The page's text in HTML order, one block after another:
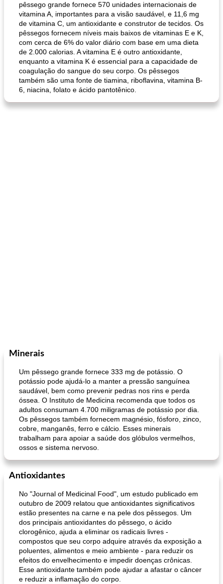
pão plano (out)
pêssego grande fornece 570 unidades internacionais de
vitamina A, importantes para a visão saudável, e 11,6 mg
de vitamina C, um antioxidante e construtor de tecidos. Os
pêssegos fornecem níveis mais baixos de vitaminas E e K,
com cerca de 6% do valor diário com base em uma dieta
de 2.000 calorias. A vitamina E é outro antioxidante,
enquanto a vitamina K é essencial para a capacidade de
coagulação do sangue do seu corpo. Os pêssegos
também são uma fonte de tiamina, riboflavina, vitamina B-
6, niacina, folato e ácido pantotênico.
Minerais
Um pêssego grande fornece 333 mg de potássio. O
potássio pode ajudá-lo a manter a pressão sanguínea
saudável, bem como prevenir pedras nos rins e perda
óssea. O Instituto de Medicina recomenda que todos os
adultos consumam 4.700 miligramas de potássio por dia.
Os pêssegos também fornecem magnésio, fósforo, zinco,
cobre, manganês, ferro e cálcio. Esses minerais
trabalham para apoiar a saúde dos glóbulos vermelhos,
ossos e sistema nervoso.
Antioxidantes
No "Journal of Medicinal Food", um estudo publicado em
outubro de 2009 relatou que antioxidantes significativos
estão presentes na carne e na pele dos pêssegos. Um
dos principais antioxidantes do pêssego, o ácido
clorogênico, ajuda a eliminar os radicais livres -
compostos que seu corpo adquire através da exposição a
poluentes, alimentos e meio ambiente - para reduzir os
efeitos do envelhecimento e impedir doenças crônicas.
Esse antioxidante também pode ajudar a afastar o câncer
e reduzir a inflamação do corpo.